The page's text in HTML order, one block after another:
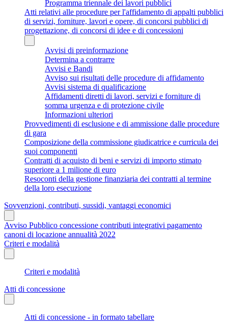
Programma triennale dei lavori pubblici
Atti relativi alle procedure per l'affidamento di appalti pubblici
di servizi, forniture, lavori e opere, di concorsi pubblici di
progettazione, di concorsi di idee e di concessioni
Avvisi di preinformazione
Determina a contrarre
Avvisi e Bandi
Avviso sui risultati delle procedure di affidamento
Avvisi sistema di qualificazione
Affidamenti diretti di lavori, servizi e forniture di
somma urgenza e di protezione civile
Informazioni ulteriori
Provvedimenti di esclusione e di ammissione dalle procedure
di gara
Composizione della commissione giudicatrice e curricula dei
suoi componenti
Contratti di acquisto di beni e servizi di importo stimato
superiore a 1 milione di euro
Resoconti della gestione finanziaria dei contratti al termine
della loro esecuzione
Sovvenzioni, contributi, sussidi, vantaggi economici
Avviso Pubblico concessione contributi integrativi pagamento
canoni di locazione annualità 2022
Criteri e modalità
Criteri e modalità
Atti di concessione
Atti di concessione - in formato tabellare